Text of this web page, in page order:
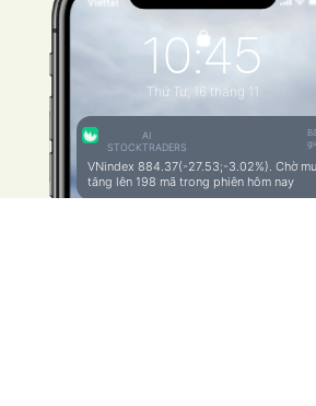
10:45
Thứ Tư, 16 tháng 11
AI
STOCKTRADERS
VNindex 884.37(-27.53;-3.02%). Chờ
tăng lên 198 mã trong phiên hôm nay